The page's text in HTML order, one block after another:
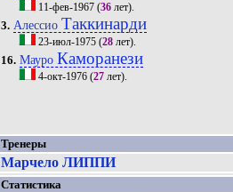
11-фев-1967(36лет).
3. Алессио Таккинарди
23-июл-1975(28лет).
16. Мауро Каморанези
4-окт-1976(27лет).
Тренеры
Марчело ЛИППИ
Статистика